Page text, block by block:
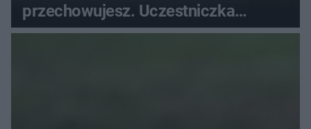
przechowujesz. Uczestniczka
"MasterChefa"